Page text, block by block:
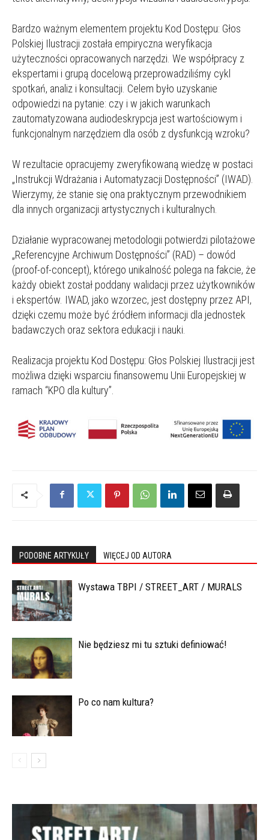
Bardzo ważnym elementem projektu Kod Dostępu: Głos
Polskiej Ilustracji została empiryczna weryfikacja
użyteczności opracowanych narzędzi. We współpracy z
ekspertami i grupą docelową przeprowadziliśmy cykl
spotkań, analiz i konsultacji. Celem było uzyskanie
odpowiedzi na pytanie: czy i w jakich warunkach
zautomatyzowana audiodeskrypcja jest wartościowym i
funkcjonalnym narzędziem dla osób z dysfunkcją wzroku?
W rezultacie opracujemy zweryfikowaną wiedzę w postaci
„Instrukcji Wdrażania i Automatyzacji Dostępności” (IWAD).
Wierzymy, że stanie się ona praktycznym przewodnikiem
dla innych organizacji artystycznych i kulturalnych.
Działanie wypracowanej metodologii potwierdzi pilotażowe
„Referencyjne Archiwum Dostępności” (RAD) – dowód
(proof-of-concept), którego unikalność polega na fakcie, że
każdy obiekt został poddany walidacji przez użytkowników
i ekspertów. IWAD, jako wzorzec, jest dostępny przez API,
dzięki czemu może być źródłem informacji dla jednostek
badawczych oraz sektora edukacji i nauki.
Realizacja projektu Kod Dostępu: Głos Polskiej Ilustracji jest
możliwa dzięki wsparciu finansowemu Unii Europejskiej w
ramach “KPO dla kultury”.
PODOBNE ARTYKUŁY WIĘCEJ OD AUTORA
Wystawa TBPI / STREET_ART / MURALS
Nie będziesz mi tu sztuki definiować!
Po co nam kultura?